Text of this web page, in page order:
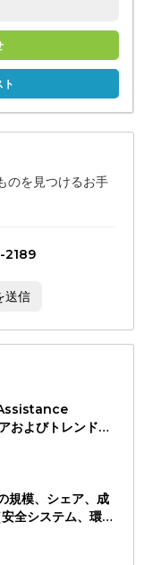
のを見つけるお手
2189
送信
およびトレンド分
、商用車）、タイ
）、Lane
の他）、203030
模、シェア、成
全システム、環境
ション、車両内快
ーター、ジャイロ